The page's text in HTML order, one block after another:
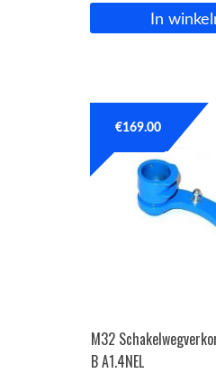
In
M32
B A1.4NEL
€169.00